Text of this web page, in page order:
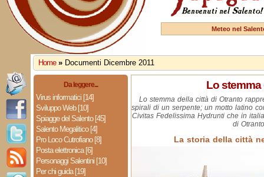
Meteo nel
Home » Documenti Dicembre 2011
Da leggere...
Virus informatici [14]
Sviluppo Web [10]
Spiagge del Salento [45]
Salento Megalitico [4]
Pro Loco Cutrofiano [8]
Posta elettronica [6]
Personaggi Salentini [10]
Per chi guida [19]
Lo
Lo stemma della città di Otranto
spirali di un serpente; un motto latino
Civitas Fedelissima Hydrunti che in
di
La storia della città